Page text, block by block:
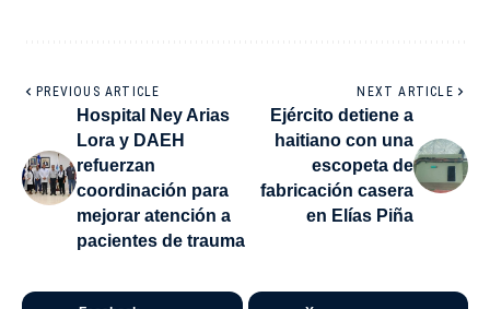
PREVIOUS ARTICLE
Hospital Ney Arias
Lora y DAEH
refuerzan
coordinación para
mejorar atención a
pacientes de trauma
NEXT ARTICLE
Ejército detiene a
haitiano con una
escopeta de
fabricación casera
en Elías Piña